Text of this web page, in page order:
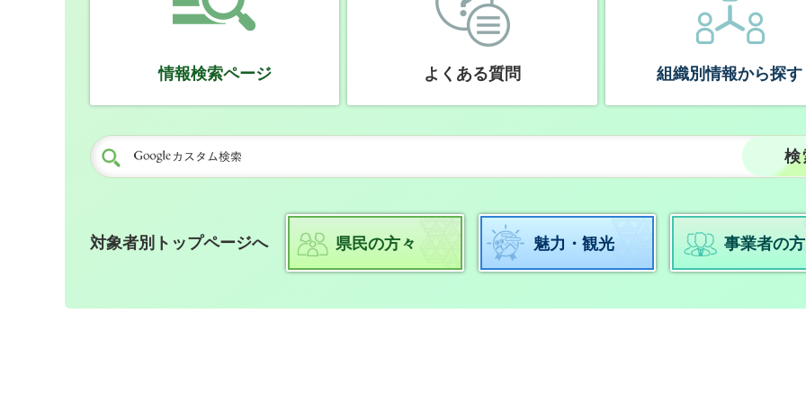
情報検索ページ よくある質問 組織別情報から探す
対象者別トップページへ 県民の方々 魅力・観光 事業者の